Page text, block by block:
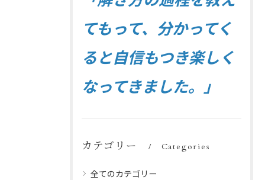
てもって、分かってく
ると自信もつき楽しく
なってきました。」
カテゴリー Categories
全てのカテゴリー